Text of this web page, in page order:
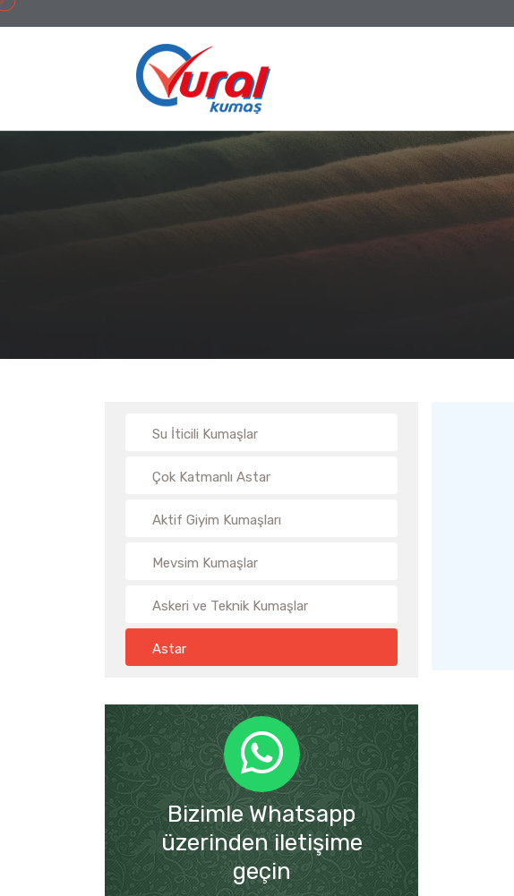
Su İticili Kumaşlar
Çok Katmanlı Astar
Aktif Giyim Kumaşları
Mevsim Kumaşlar
Askeri ve Teknik Kumaşlar
Astar
Bizimle Whatsapp
üzerinden iletişime
geçin